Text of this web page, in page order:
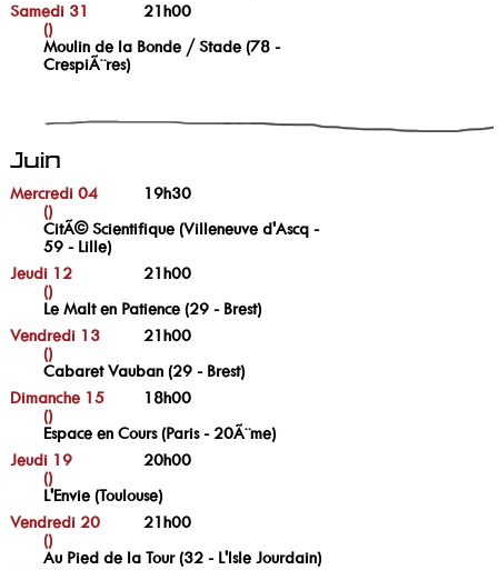
Samedi 31
21h00
()
Moulin de la Bonde / Stade (78 -
CrespiÃ¨res)
Juin
Mercredi 04
19h30
()
CitÃ© Scientifique (Villeneuve d'Ascq -
59 - Lille)
Jeudi 12
21h00
()
Le Malt en Patience (29 - Brest)
Vendredi 13
21h00
()
Cabaret Vauban (29 - Brest)
Dimanche 15
18h00
()
Espace en Cours (Paris - 20Ã¨me)
Jeudi 19
20h00
()
L'Envie (Toulouse)
Vendredi 20
21h00
()
Au Pied de la Tour (32 - L'Isle Jourdain)